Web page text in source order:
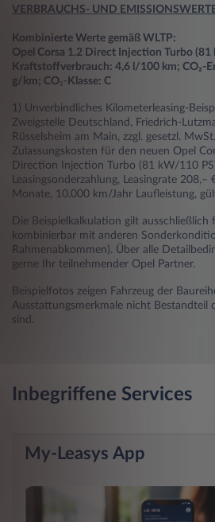
VERBRAUCHS- UND
Kombinierte Werte gemäß WLTP:
Opel Corsa 1.2 Direct Injection Turbo
Kraftstoffverbrauch: 4,6 l/100 km; CO₂-
g/km; CO₂- Klasse: C
1) Unverbindliches Kilometerleasing-
Zweigstelle Deutschland, Friedrich-
Rüsselsheim am Main, zzgl. gesetzl.
Zulassungskosten für den neuen Opel
Direction Injection Turbo (81 kW/110
Leasingsonderzahlung, Leasingrate
Monate, 10.000 km/Jahr Laufleistung,
Die Beispielkalkulation gilt
kombinierbar mit anderen
Rahmenabkommen). Über alle
gerne Ihr teilnehmender Opel Partner.
Beispielfotos zeigen Fahrzeug der
Ausstattungsmerkmale nicht Bestandteil
sind.
Inbegriffene Services
My-Leasys App